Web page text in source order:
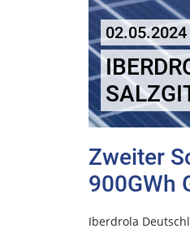
02.05.2024
Zweiter
900GWh
Iberdrola